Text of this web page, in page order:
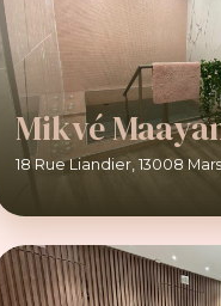
Mikvé
18 Rue Liandier, 13008